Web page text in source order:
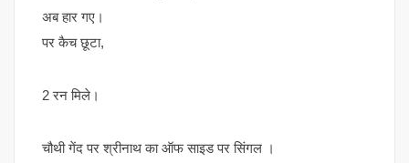
अब हार गए।
पर कैच छूटा,
2 रन मिले।
चौथी गेंद पर श्रीनाथ का ऑफ साइड पर सिंगल ।